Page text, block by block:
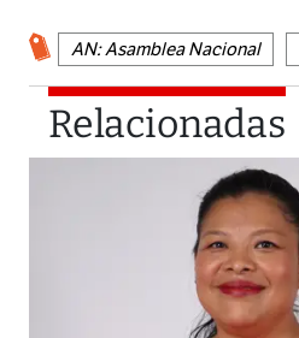
AN: Asamblea Nacional
Relacionadas